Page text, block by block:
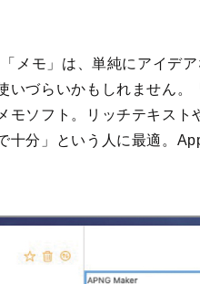
メモ」は、単純にアイデ
いづらいかもしれません。
モソフト。リッチテキス
十分」という人に最適。